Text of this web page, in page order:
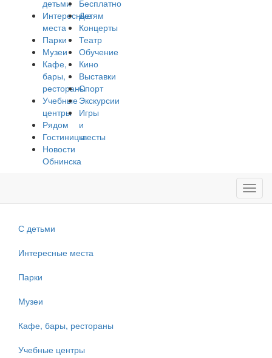
детьми
Интересные
места
Парки
Музеи
Кафе,
бары,
рестораны
Учебные
центры
Рядом
Гостиницы
Новости
Обнинска
Бесплатно
Детям
Концерты
Театр
Обучение
Кино
Выставки
Спорт
Экскурсии
Игры
и
квесты
С детьми
Интересные места
Парки
Музеи
Кафе, бары, рестораны
Учебные центры